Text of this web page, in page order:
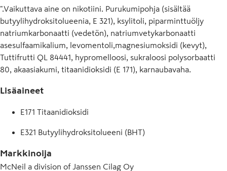
".Vaikuttava aine on nikotiini. Purukumipohja (sisältää
butyylihydroksitolueenia, E 321), ksylitoli, piparminttuöljy
natriumkarbonaatti (vedetön), natriumvetykarbonaatti
asesulfaamikalium, levomentoli,magnesiumoksidi (kevyt),
Tuttifrutti QL 84441, hypromelloosi, sukraloosi polysorbaatti
80, akaasiakumi, titaanidioksidi (E 171), karnaubavaha.
Lisäaineet
E171 Titaanidioksidi
E321 Butyylihydroksitolueeni (BHT)
Markkinoija
McNeil a division of Janssen Cilag Oy